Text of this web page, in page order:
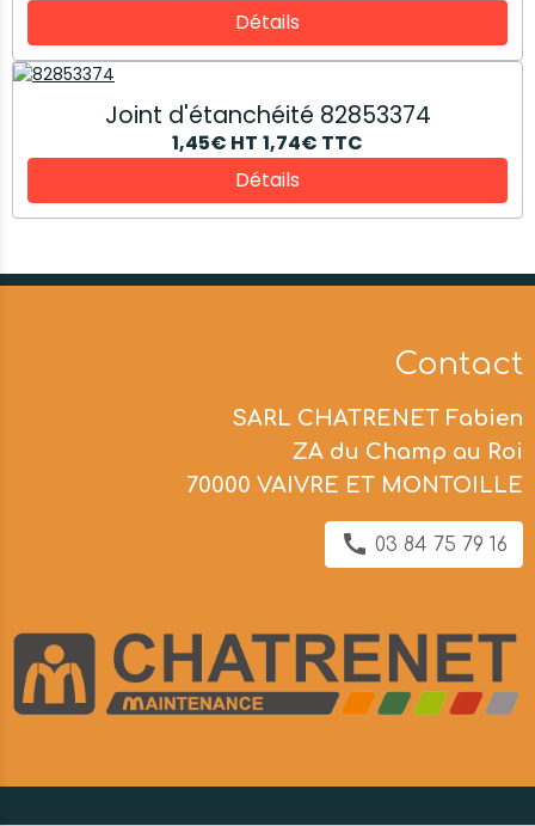
Détails
Joint d'étanchéité 82853374
1,45€ HT 1,74€ TTC
Détails
Contact
SARL CHATRENET Fabien
ZA du Champ au Roi
70000 VAIVRE ET MONTOILLE
03 84 75 79 16